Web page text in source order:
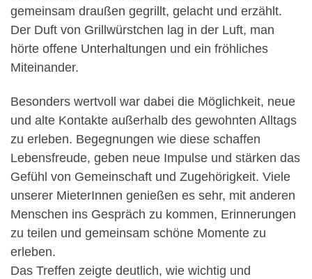
gemeinsam draußen gegrillt, gelacht und erzählt.
Der Duft von Grillwürstchen lag in der Luft, man
hörte offene Unterhaltungen und ein fröhliches
Miteinander.
Besonders wertvoll war dabei die Möglichkeit, neue
und alte Kontakte außerhalb des gewohnten Alltags
zu erleben. Begegnungen wie diese schaffen
Lebensfreude, geben neue Impulse und stärken das
Gefühl von Gemeinschaft und Zugehörigkeit. Viele
unserer MieterInnen genießen es sehr, mit anderen
Menschen ins Gespräch zu kommen, Erinnerungen
zu teilen und gemeinsam schöne Momente zu
erleben.
Das Treffen zeigte deutlich, wie wichtig und